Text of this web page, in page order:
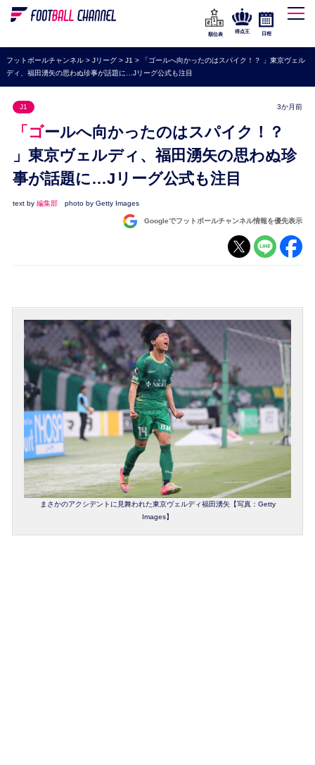
WEリーグ
海外サッカー
プレミアリーグ
セリエA
ブンデスリーガ
UEFA
ナショナルチーム
順位表
得点王 日程
フットボールチャンネル> Jリーグ> J1 >
「ゴールへ向かったのはスパイク！？ 」東京ヴェル
ディ、福田湧矢の思わぬ珍事が話題に…Jリーグ公式も注目
J1 3か月前
「ゴールへ向かったのはスパイク！？
」東京ヴェルディ、福田湧矢の思わぬ珍
事が話題に…Jリーグ公式も注目
text by 編集部 photo by Getty Images
Googleでフットボールチャンネル情報を優先表示
まさかのアクシデントに見舞われた東京ヴェルディ福田湧矢【写真：Getty
Images】